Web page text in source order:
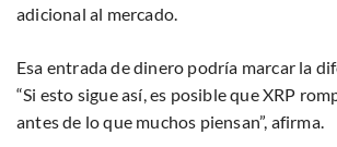
adicional al mercado.
Esa entrada de dinero podría marcar la
“Si esto sigue así, es posible que XRP
antes de lo que muchos piensan”, afirma.